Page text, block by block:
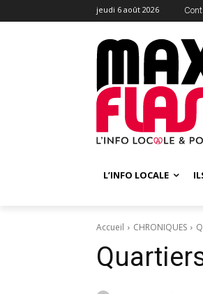
jeudi 6 août 2026
L’INFO LOCALE
Accueil CHRONIQUES